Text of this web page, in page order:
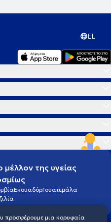
EL
της υγείας
ΕκουαδόρΓουατεμάλα
προσφέρουμε μια κορυφαία